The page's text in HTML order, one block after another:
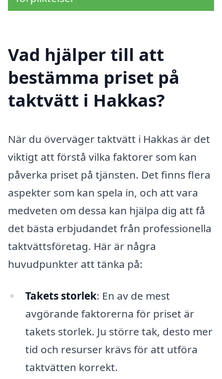
Vad hjälper till att
bestämma priset på
taktvätt i Hakkas?
När du överväger taktvätt i Hakkas är det
viktigt att förstå vilka faktorer som kan
påverka priset på tjänsten. Det finns flera
aspekter som kan spela in, och att vara
medveten om dessa kan hjälpa dig att få
det bästa erbjudandet från professionella
taktvättsföretag. Här är några
huvudpunkter att tänka på:
Takets storlek: En av de mest
avgörande faktorerna för priset är
takets storlek. Ju större tak, desto mer
tid och resurser krävs för att utföra
taktvätten korrekt.